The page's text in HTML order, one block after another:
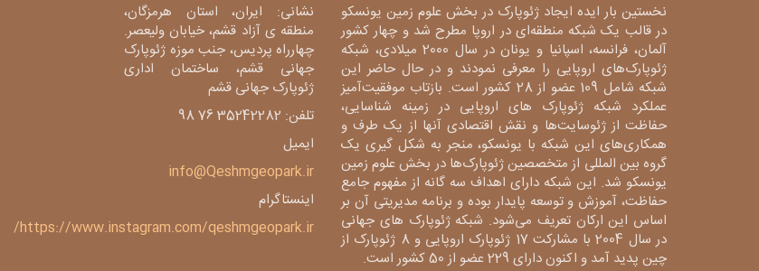
نخستین بار ایده ایجاد ژئوپارک در بخش علوم زمین یونسکو
در قالب یک شبکه منطقه‌ای در اروپا مطرح شد و چهار کشور
آلمان، فرانسه، اسپانیا و یونان در سال 2000 میلادی، شبکه
ژئوپارک‌های اروپایی را معرفی نمودند و در حال حاضر این
شبکه شامل 109 عضو از 28 کشور است. بازتاب موفقیت‌آمیز
عملکرد شبکه ژئوپارک های اروپایی در زمینه شناسایی،
حفاظت از ژئوسایت‌ها و نقش اقتصادی آنها از یک طرف و
همکاری‌های این شبکه با یونسکو، منجر به شکل گیری یک
گروه بین المللی از متخصصین ژئوپارک‌ها در بخش علوم زمین
یونسکو شد. این شبکه دارای اهداف سه گانه از مفهوم جامع
حفاظت، آموزش و توسعه پایدار بوده و برنامه مدیریتی آن بر
اساس این ارکان تعریف می‌شود. شبکه ژئوپارک های جهانی
در سال 2004 با مشارکت 17 ژئوپارک اروپایی و 8 ژئوپارک از
چین پدید آمد و اکنون دارای 229 عضو از 50 کشور است.
نشانی: ایران، استان هرمزگان،
منطقه ی آزاد قشم، خیابان ولیعصر.
چهارراه پردیس، جنب موزه ژئوپارک
جهانی قشم، ساختمان اداری
ژئوپارک جهانی قشم
تلفن: 35242282 76 98
ایمیل
info@Qeshmgeopark.ir
اینستاگرام
https://www.instagram.com/qeshmgeopark.ir/